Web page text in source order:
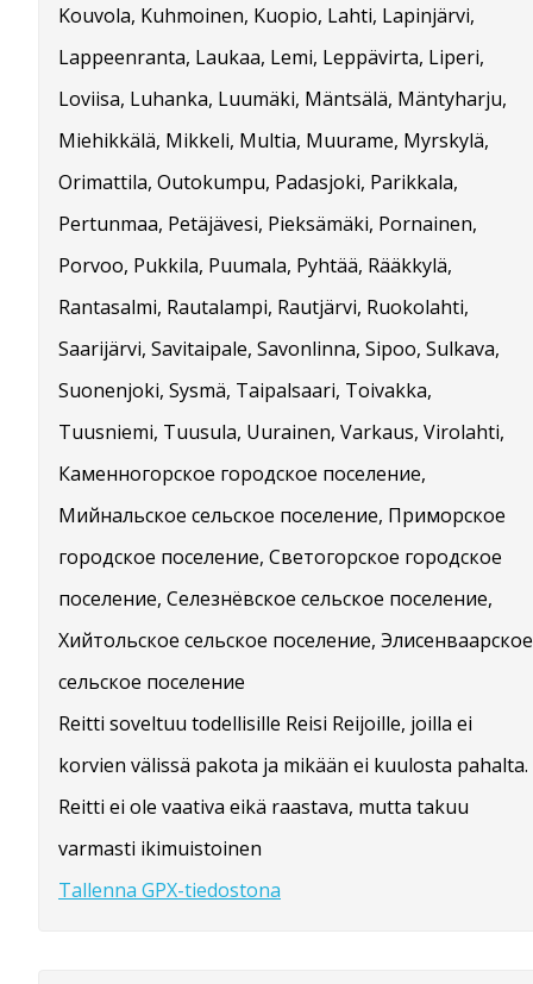
Kouvola, Kuhmoinen, Kuopio, Lahti, Lapinjärvi,
Lappeenranta, Laukaa, Lemi, Leppävirta, Liperi,
Loviisa, Luhanka, Luumäki, Mäntsälä, Mäntyharju,
Miehikkälä, Mikkeli, Multia, Muurame, Myrskylä,
Orimattila, Outokumpu, Padasjoki, Parikkala,
Pertunmaa, Petäjävesi, Pieksämäki, Pornainen,
Porvoo, Pukkila, Puumala, Pyhtää, Rääkkylä,
Rantasalmi, Rautalampi, Rautjärvi, Ruokolahti,
Saarijärvi, Savitaipale, Savonlinna, Sipoo, Sulkava,
Suonenjoki, Sysmä, Taipalsaari, Toivakka,
Tuusniemi, Tuusula, Uurainen, Varkaus, Virolahti,
Каменногорское городское поселение,
Мийнальское сельское поселение, Приморское
городское поселение, Светогорское городское
поселение, Селезнёвское сельское поселение,
Хийтольское сельское поселение, Элисенваарское
сельское поселение
Reitti soveltuu todellisille Reisi Reijoille, joilla ei
korvien välissä pakota ja mikään ei kuulosta pahalta.
Reitti ei ole vaativa eikä raastava, mutta takuu
varmasti ikimuistoinen
Tallenna GPX-tiedostona